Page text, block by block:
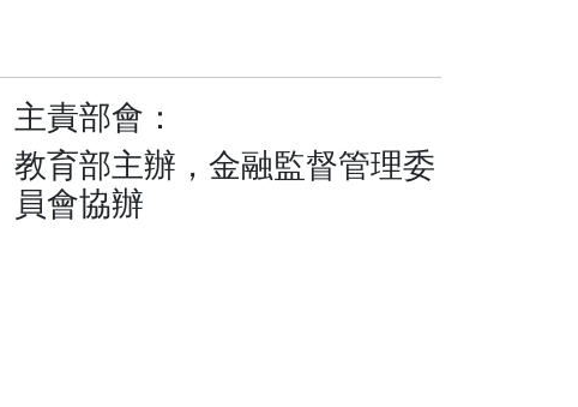
主責部會：
教育部主辦，金融監督管理委
員會協辦